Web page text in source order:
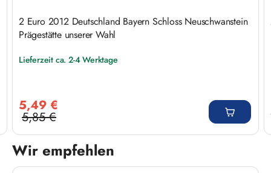
2 Euro 2012 Deutschland Bayern Schloss Neuschwanstein
Prägestätte unserer Wahl
Lieferzeit ca. 2-4 Werktage
5,49 €
Regulärer Preis:
5,85 €
Wir empfehlen